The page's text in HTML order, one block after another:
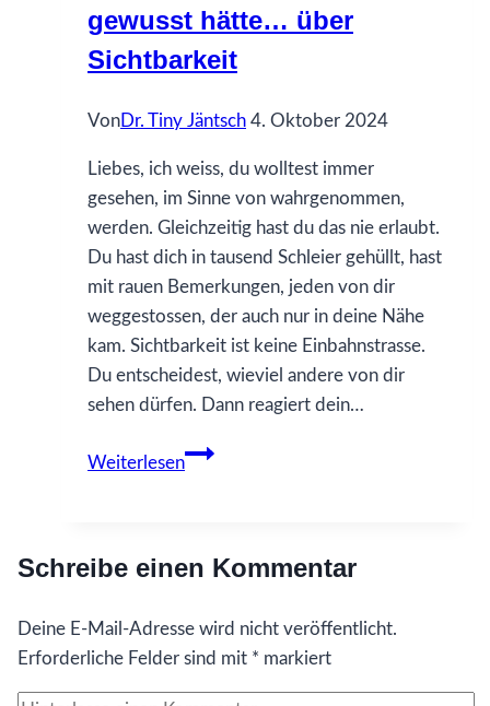
Freundschaft
gewusst hätte… über
Sichtbarkeit
VonDr. Tiny Jäntsch 4. Oktober 2024
Liebes, ich weiss, du wolltest immer
gesehen, im Sinne von wahrgenommen,
werden. Gleichzeitig hast du das nie erlaubt.
Du hast dich in tausend Schleier gehüllt, hast
mit rauen Bemerkungen, jeden von dir
weggestossen, der auch nur in deine Nähe
kam. Sichtbarkeit ist keine Einbahnstrasse.
Du entscheidest, wieviel andere von dir
sehen dürfen. Dann reagiert dein…
Weiterlesen
30
früher
hätte…
über
Sichtbarkeit
Schreibe einen Kommentar
Deine E-Mail-Adresse wird nicht veröffentlicht.
Erforderliche Felder sind mit * markiert